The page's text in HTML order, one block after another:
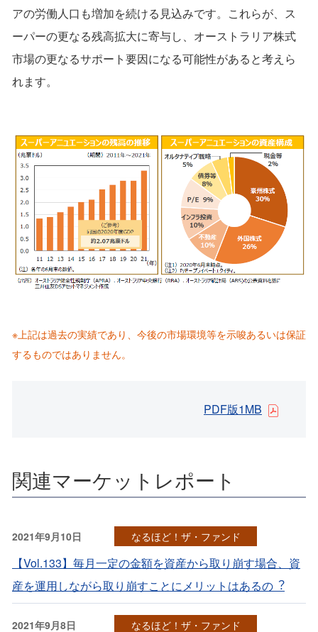
アの労働⼈⼝も増加を続ける⾒込みです。これらが、ス
ーパーの更なる残⾼拡⼤に寄与し、オーストラリア株式
市場の更なるサポート要因になる可能性があると考えら
れます。
※上記は過去の実績であり、今後の市場環境等を⽰唆あるいは保証
するものではありません。
PDF版1MB
関連マーケットレポート
2021年9月10日 なるほど！ザ・ファンド
【Vol.133】毎⽉⼀定の⾦額を資産から取り崩す場合、資
産を運⽤しながら取り崩すことにメリットはあるの︖
2021年9月8日 なるほど！ザ・ファンド